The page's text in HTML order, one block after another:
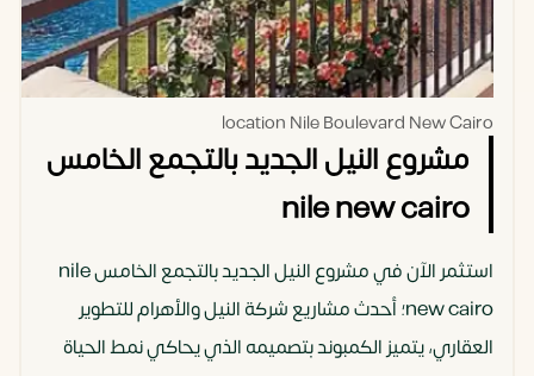
location Nile Boulevard New Cairo
مشروع النيل الجديد بالتجمع الخامس
nile new cairo
استثمر الآن في مشروع النيل الجديد بالتجمع الخامس nile
new cairo؛ أحدث مشاريع شركة النيل والأهرام للتطوير
العقاري، يتميز الكمبوند بتصميمه الذي يحاكي نمط الحياة